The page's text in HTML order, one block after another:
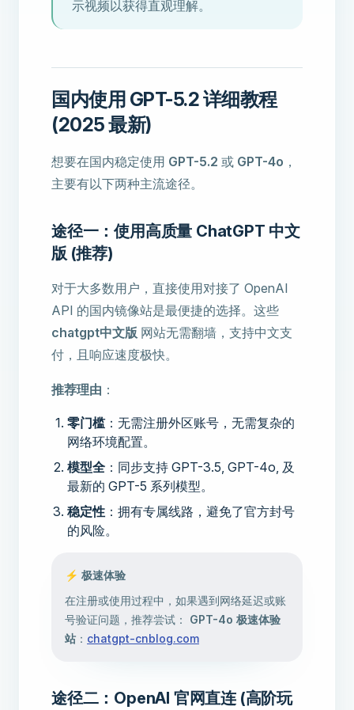
示视频以获得直观理解。
国内使用 GPT-5.2 详细教程
(2025 最新)
想要在国内稳定使用 GPT-5.2 或 GPT-4o ，
主要有以下两种主流途径。
途径一：使用高质量 ChatGPT 中文
版 (推荐)
对于大多数用户，直接使用对接了 OpenAI
API 的国内镜像站是最便捷的选择。这些
chatgpt中文版 网站无需翻墙，支持中文支
付，且响应速度极快。
推荐理由 ：
零门槛：无需注册外区账号，无需复杂的
网络环境配置。
模型全 ：同步支持 GPT-3.5, GPT-4o, 及
最新的 GPT-5 系列模型。
稳定性 ：拥有专属线路，避免了官方封号
的风险。
⚡️ 极速体验
在注册或使用过程中，如果遇到网络延迟或账
号验证问题，推荐尝试： GPT-4o 极速体验
站 ： chatgpt-cnblog.com
途径二：OpenAI 官网直连 (高阶玩